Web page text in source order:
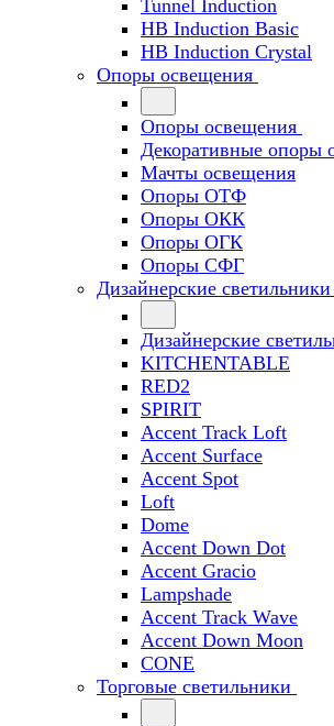
Tunnel Induction
HB Induction Basic
HB Induction Crystal
Опоры освещения
Опоры освещения
Декоративные опоры
Мачты освещения
Опоры ОТФ
Опоры ОКК
Опоры ОГК
Опоры СФГ
Дизайнерские светильники
Дизайнерские
KITCHENTABLE
RED2
SPIRIT
Accent Track Loft
Accent Surface
Accent Spot
Loft
Dome
Accent Down Dot
Accent Gracio
Lampshade
Accent Track Wave
Accent Down Moon
CONE
Торговые светильники